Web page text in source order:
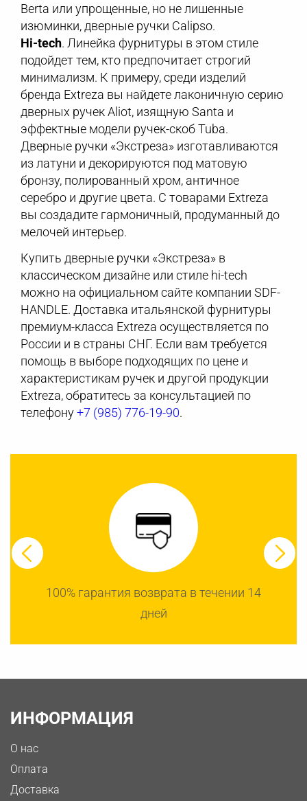
Berta или упрощенные, но не лишенные
изюминки, дверные ручки Calipso.
Hi-tech. Линейка фурнитуры в этом стиле
подойдет тем, кто предпочитает строгий
минимализм. К примеру, среди изделий
бренда Extreza вы найдете лаконичную серию
дверных ручек Aliot, изящную Santa и
эффектные модели ручек-скоб Tuba.
Дверные ручки «Экстреза» изготавливаются
из латуни и декорируются под матовую
бронзу, полированный хром, античное
серебро и другие цвета. С товарами Extreza
вы создадите гармоничный, продуманный до
мелочей интерьер.
Купить дверные ручки «Экстреза» в
классическом дизайне или стиле hi-tech
можно на официальном сайте компании SDF-
HANDLE. Доставка итальянской фурнитуры
премиум-класса Extreza осуществляется по
России и в страны СНГ. Если вам требуется
помощь в выборе подходящих по цене и
характеристикам ручек и другой продукции
Extreza, обратитесь за консультацией по
телефону+7 (985) 776-19-90.
100% гарантия возврата в течении 14
дней
ИНФОРМАЦИЯ
О нас
Оплата
Доставка